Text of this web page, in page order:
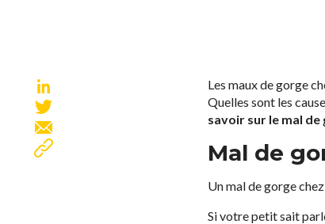
Les maux de gorge
Quelles sont les
savoir sur le mal de
Mal de
Un mal de gorge
Si votre petit sait